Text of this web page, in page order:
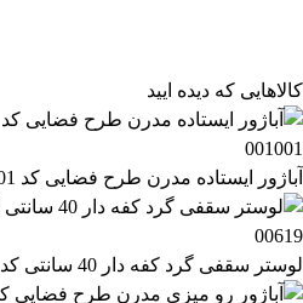
کالاهایی که دیده ایید
آباژور ایستاده مدرن طرح فضایی کد 001001
لوستر سقفی گرد کفه دار 40 سانتی کد 00619